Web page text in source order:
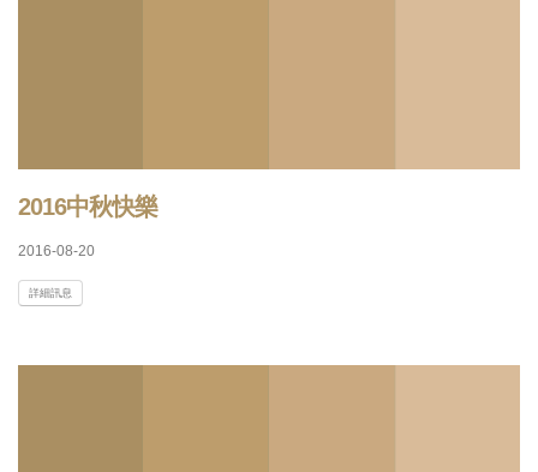
2016中秋快樂
2016-08-20
詳細訊息